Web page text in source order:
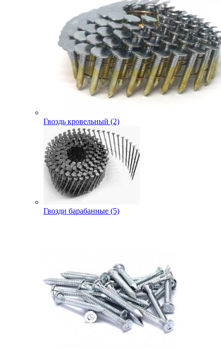
Гвоздь кровельный (2)
Гвозди барабанные (5)